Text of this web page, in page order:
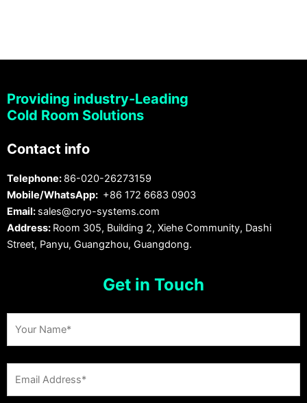
Providing industry-Leading
Cold Room Solutions
Contact info
Telephone: 86-020-26273159
Mobile/WhatsApp: +86 172 6683 0903
Email: sales@cryo-systems.com
Address: Room 305, Building 2, Xiehe Community, Dashi
Street, Panyu, Guangzhou, Guangdong.
Get in Touch